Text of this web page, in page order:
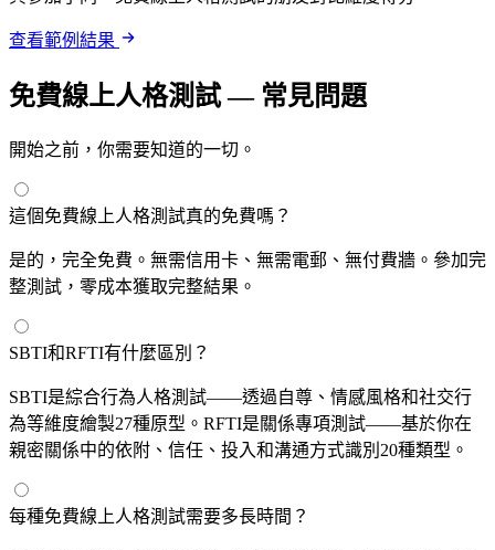
查看範例結果
免費線上人格測試 — 常見問題
開始之前，你需要知道的一切。
這個免費線上人格測試真的免費嗎？
是的，完全免費。無需信用卡、無需電郵、無付費牆。參加完
整測試，零成本獲取完整結果。
SBTI和RFTI有什麼區別？
SBTI是綜合行為人格測試——透過自尊、情感風格和社交行
為等維度繪製27種原型。RFTI是關係專項測試——基於你在
親密關係中的依附、信任、投入和溝通方式識別20種類型。
每種免費線上人格測試需要多長時間？